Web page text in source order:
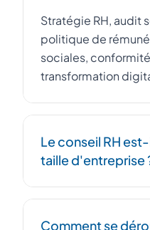
Stratégie RH, audit
politique de
sociales,
transformation
Le conseil RH
taille d'entreprise
Comment se